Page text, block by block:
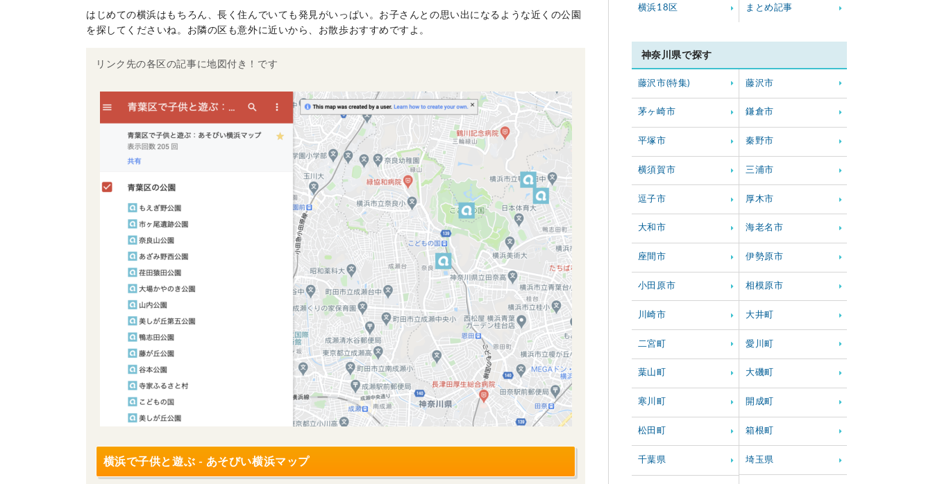
はじめての横浜はもちろん、長く住んでいても発見がいっぱい。お子さんとの思い出になるような近くの公園
を探してくださいね。お隣の区も意外に近いから、お散歩おすすめですよ。
リンク先の各区の記事に地図付き！です
横浜で子供と遊ぶ - あそびい横浜マップ
横浜18区 まとめ記事
神奈川県で探す
藤沢市(特集) 藤沢市
茅ヶ崎市 鎌倉市
平塚市 秦野市
横須賀市 三浦市
逗子市 厚木市
大和市 海老名市
座間市 伊勢原市
小田原市 相模原市
川崎市 大井町
二宮町 愛川町
葉山町 大磯町
寒川町 開成町
松田町 箱根町
千葉県 埼玉県